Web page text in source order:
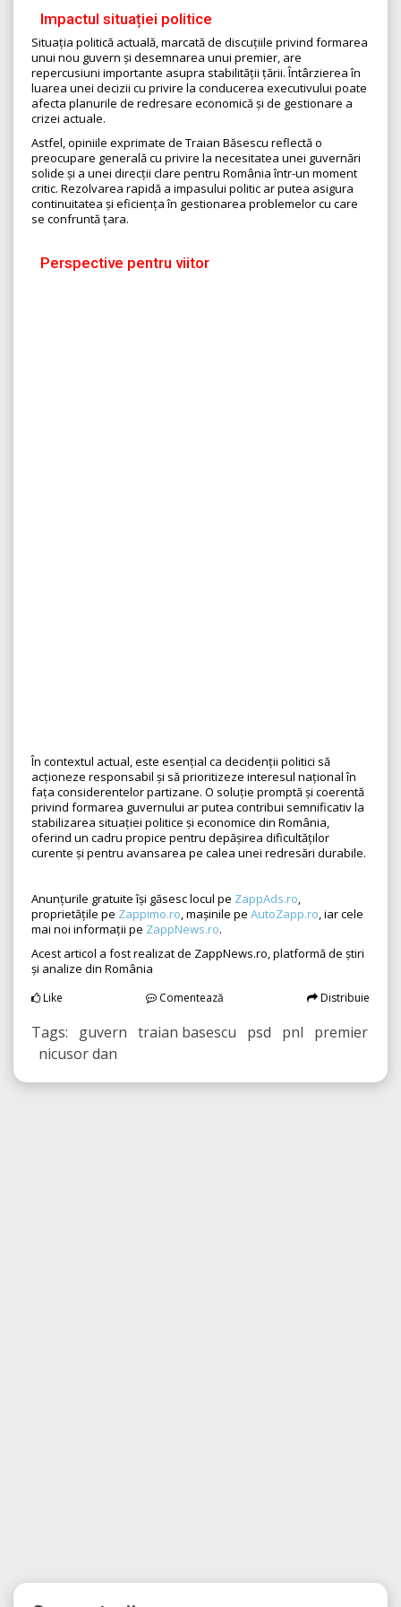
Impactul situației politice
Situația politică actuală, marcată de discuțiile privind formarea
unui nou guvern și desemnarea unui premier, are
repercusiuni importante asupra stabilității țării. Întârzierea în
luarea unei decizii cu privire la conducerea executivului poate
afecta planurile de redresare economică și de gestionare a
crizei actuale.
Astfel, opiniile exprimate de Traian Băsescu reflectă o
preocupare generală cu privire la necesitatea unei guvernări
solide și a unei direcții clare pentru România într-un moment
critic. Rezolvarea rapidă a impasului politic ar putea asigura
continuitatea și eficiența în gestionarea problemelor cu care
se confruntă țara.
Perspective pentru viitor
În contextul actual, este esențial ca decidenții politici să
acționeze responsabil și să prioritizeze interesul național în
fața considerentelor partizane. O soluție promptă și coerentă
privind formarea guvernului ar putea contribui semnificativ la
stabilizarea situației politice și economice din România,
oferind un cadru propice pentru depășirea dificultăților
curente și pentru avansarea pe calea unei redresări durabile.
Anunțurile gratuite își găsesc locul pe ZappAds.ro,
proprietățile pe Zappimo.ro, mașinile pe AutoZapp.ro, iar cele
mai noi informații pe ZappNews.ro.
Acest articol a fost realizat de ZappNews.ro, platformă de știri
și analize din România
Like Comentează Distribuie
Tags: guvern traian basescu psd pnl premier
nicusor dan